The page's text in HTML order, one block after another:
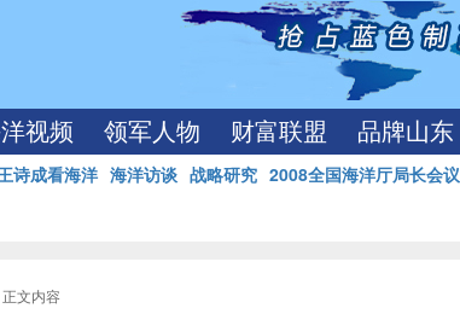
视频 领军人物 财富联盟 品牌山东
诗成看海洋 海洋访谈 战略研究 2008全国海洋厅局长会议
文内容